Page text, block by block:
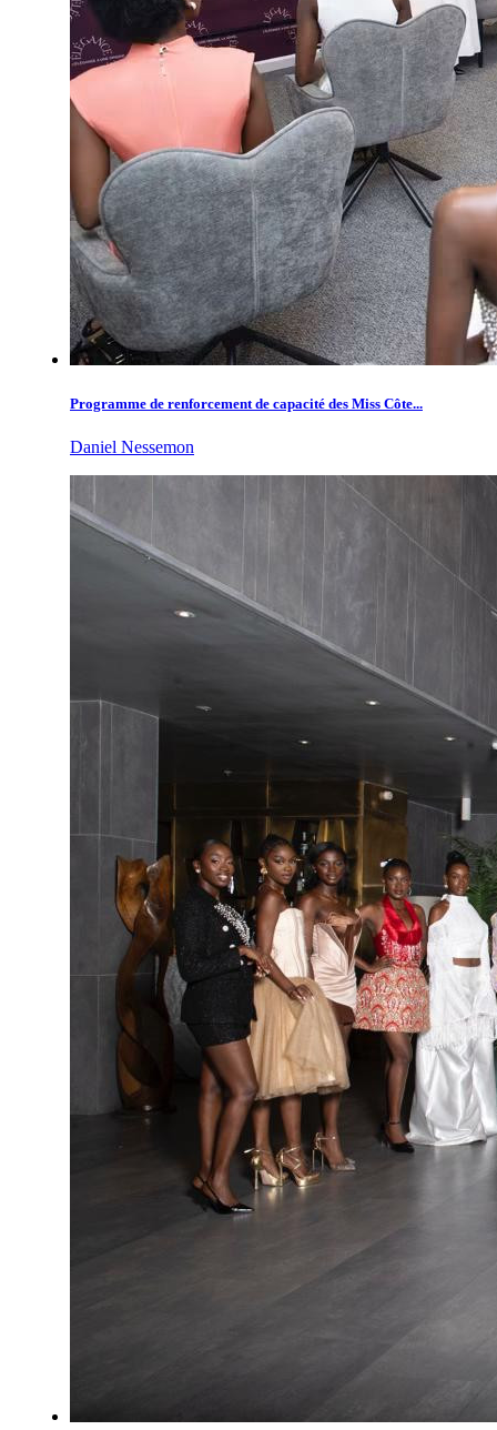
Programme de renforcement de capacité des Miss Côte...
Daniel Nessemon